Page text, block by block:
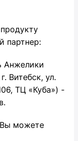
партнер:
Анжелики
Витебск, ул.
ТЦ «Куба») -
можете